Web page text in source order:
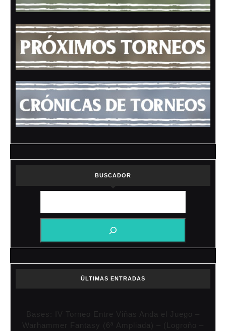
BUSCADOR
ÚLTIMAS ENTRADAS
Bases: IV Torneo Entre Viñas Anda el Juego –
Warhammer Fantasy (6ª Ampliada) – (Logroño –